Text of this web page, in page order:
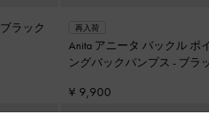
ブラック
再入荷
Anita アニータ バックル ポ
ングバックパンプス - ブラ
¥ 9,900